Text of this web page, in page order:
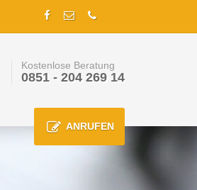
Kostenlose Beratung
0851 - 204 269 14
ANRUFEN